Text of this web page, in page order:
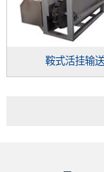
鞍式活挂输